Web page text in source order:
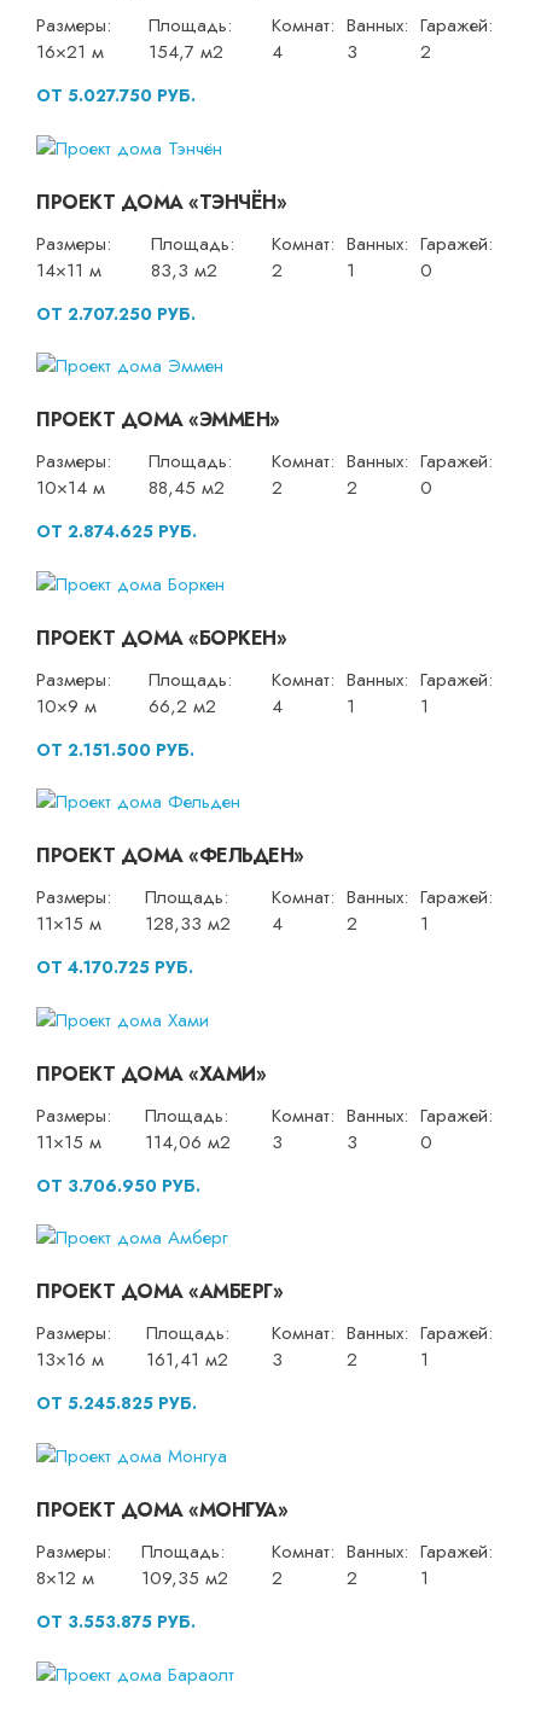
Размеры:
16×21 м
Площадь:
154,7 м2
Комнат:
4
Ванных:
3
Гаражей:
2
ОТ 5.027.750 РУБ.
ПРОЕКТ ДОМА «ТЭНЧЁН»
Размеры:
14×11 м
Площадь:
83,3 м2
Комнат:
2
Ванных:
1
Гаражей:
0
ОТ 2.707.250 РУБ.
ПРОЕКТ ДОМА «ЭММЕН»
Размеры:
10×14 м
Площадь:
88,45 м2
Комнат:
2
Ванных:
2
Гаражей:
0
ОТ 2.874.625 РУБ.
ПРОЕКТ ДОМА «БОРКЕН»
Размеры:
10×9 м
Площадь:
66,2 м2
Комнат:
4
Ванных:
1
Гаражей:
1
ОТ 2.151.500 РУБ.
ПРОЕКТ ДОМА «ФЕЛЬДЕН»
Размеры:
11×15 м
Площадь:
128,33 м2
Комнат:
4
Ванных:
2
Гаражей:
1
ОТ 4.170.725 РУБ.
ПРОЕКТ ДОМА «ХАМИ»
Размеры:
11×15 м
Площадь:
114,06 м2
Комнат:
3
Ванных:
3
Гаражей:
0
ОТ 3.706.950 РУБ.
ПРОЕКТ ДОМА «АМБЕРГ»
Размеры:
13×16 м
Площадь:
161,41 м2
Комнат:
3
Ванных:
2
Гаражей:
1
ОТ 5.245.825 РУБ.
ПРОЕКТ ДОМА «МОНГУА»
Размеры:
8×12 м
Площадь:
109,35 м2
Комнат:
2
Ванных:
2
Гаражей:
1
ОТ 3.553.875 РУБ.